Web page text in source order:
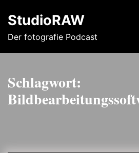
StudioRAW
Der fotografie Podcast
Schlagwort: